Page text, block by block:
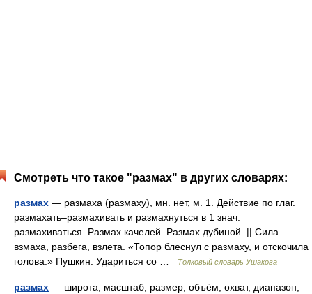
Смотреть что такое "размах" в других словарях:
размах — размаха (размаху), мн. нет, м. 1. Действие по глаг.
размахать–размахивать и размахнуться в 1 знач.
размахиваться. Размах качелей. Размах дубиной. || Сила
взмаха, разбега, взлета. «Топор блеснул с размаху, и отскочила
голова.» Пушкин. Удариться со …
Толковый словарь Ушакова
размах — широта; масштаб, размер, объём, охват, диапазон,